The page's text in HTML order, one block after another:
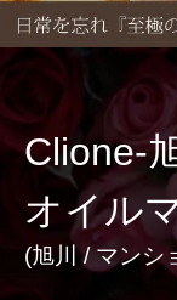
お店を探
エリアか
セラピ
セラピス
ランキ
Clione-
オイル
(旭川 / マンシ